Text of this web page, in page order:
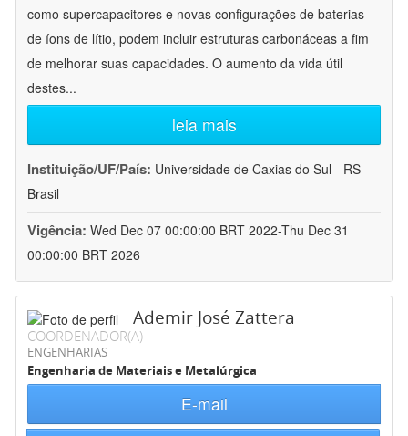
como supercapacitores e novas configurações de baterias
de íons de lítio, podem incluir estruturas carbonáceas a fim
de melhorar suas capacidades. O aumento da vida útil
destes...
leia mais
Instituição/UF/País: Universidade de Caxias do Sul - RS -
Brasil
Vigência: Wed Dec 07 00:00:00 BRT 2022-Thu Dec 31
00:00:00 BRT 2026
Ademir José Zattera
COORDENADOR(A)
ENGENHARIAS
Engenharia de Materiais e Metalúrgica
E-mail